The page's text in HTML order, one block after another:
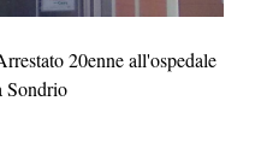
20enne all'ospedale
Sondrio